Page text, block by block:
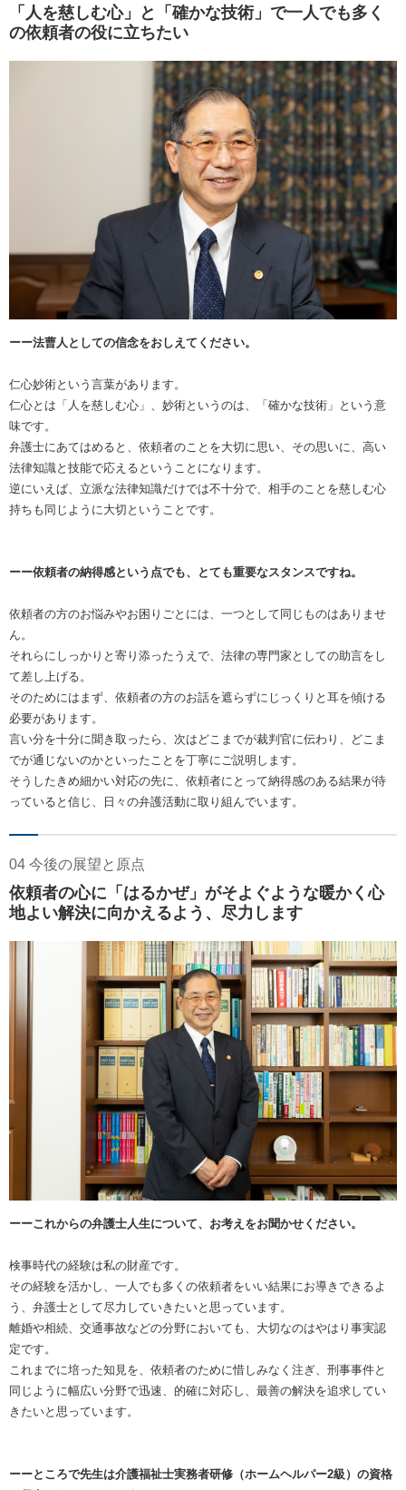
「人を慈しむ心」と「確かな技術」で一人でも多く
の依頼者の役に立ちたい
ーー法曹人としての信念をおしえてください。
仁心妙術という言葉があります。
仁心とは「人を慈しむ心」、妙術というのは、「確かな技術」という意
味です。
弁護士にあてはめると、依頼者のことを大切に思い、その思いに、高い
法律知識と技能で応えるということになります。
逆にいえば、立派な法律知識だけでは不十分で、相手のことを慈しむ心
持ちも同じように大切ということです。
ーー依頼者の納得感という点でも、とても重要なスタンスですね。
依頼者の方のお悩みやお困りごとには、一つとして同じものはありませ
ん。
それらにしっかりと寄り添ったうえで、法律の専門家としての助言をし
て差し上げる。
そのためにはまず、依頼者の方のお話を遮らずにじっくりと耳を傾ける
必要があります。
言い分を十分に聞き取ったら、次はどこまでが裁判官に伝わり、どこま
でが通じないのかといったことを丁寧にご説明します。
そうしたきめ細かい対応の先に、依頼者にとって納得感のある結果が待
っていると信じ、日々の弁護活動に取り組んでいます。
04 今後の展望と原点
依頼者の心に「はるかぜ」がそよぐような暖かく心
地よい解決に向かえるよう、尽力します
ーーこれからの弁護士人生について、お考えをお聞かせください。
検事時代の経験は私の財産です。
その経験を活かし、一人でも多くの依頼者をいい結果にお導きできるよ
う、弁護士として尽力していきたいと思っています。
離婚や相続、交通事故などの分野においても、大切なのはやはり事実認
定です。
これまでに培った知見を、依頼者のために惜しみなく注ぎ、刑事事件と
同じように幅広い分野で迅速、的確に対応し、最善の解決を追求してい
きたいと思っています。
ーーところで先生は介護福祉士実務者研修（ホームヘルパー2級）の資格